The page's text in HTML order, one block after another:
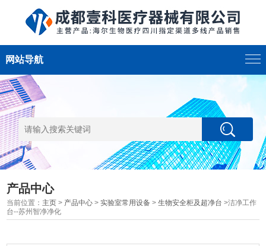
网站导航
产品中心
当前位置： 主页 > 产品中心 >实验室常用设备 >生物安全柜及超净台 >洁净工作
台--苏州智净净化